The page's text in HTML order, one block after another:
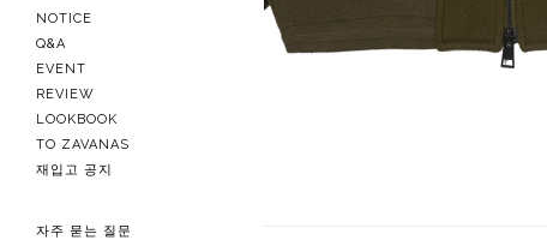
NOTICE
Q&A
EVENT
REVIEW
LOOKBOOK
TO ZAVANAS
재입고 공지
자주 묻는 질문